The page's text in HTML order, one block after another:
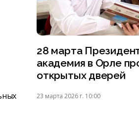
28 марта
академия в Орле
открытых дверей
23 марта 2026 г. 10:00